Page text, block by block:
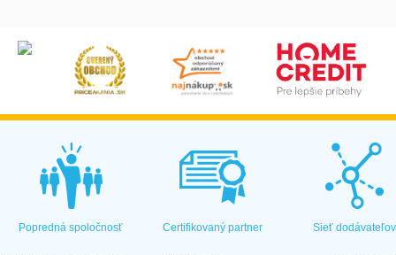
Popredná spoločnosť Certifikovaný partner Sieť dodávateľov